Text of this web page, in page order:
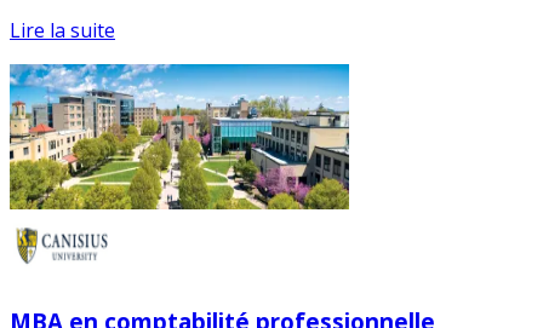
Lire la suite
MBA en comptabilité professionnelle